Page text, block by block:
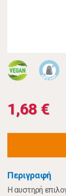
1,68 €
Περιγραφή
Η αυστηρή